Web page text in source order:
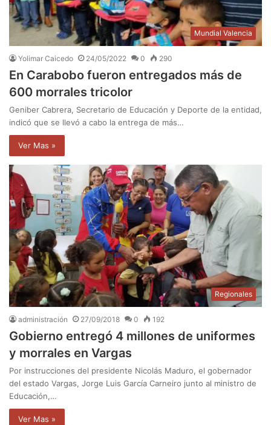
Mundial Valencia
Yolimar Caicedo 24/05/2022 0 290
En Carabobo fueron entregados más de
600 morrales tricolor
Geniber Cabrera, Secretario de Educación y Deporte de la entidad,
indicó que se llevó a cabo la entrega de más…
Ver Mas »
Regionales
administración 27/09/2018 0 192
Gobierno entregó 4 millones de uniformes
y morrales en Vargas
Por instrucciones del presidente Nicolás Maduro, el gobernador
del estado Vargas, Jorge Luis García Carneiro junto al ministro de
Educación,…
Ver Mas »